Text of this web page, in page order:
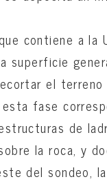
contiene a la
superficie
el terreno
fase
de
la roca, y
del sondeo,